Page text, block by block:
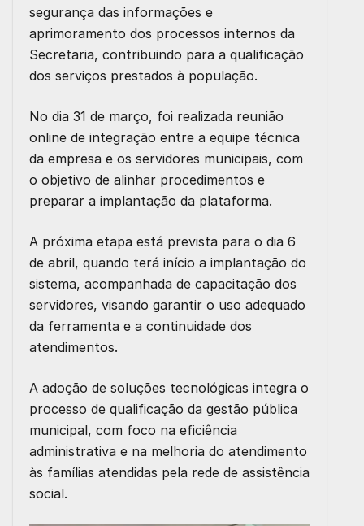
segurança das informações e
aprimoramento dos processos internos da
Secretaria, contribuindo para a qualificação
dos serviços prestados à população.
No dia 31 de março, foi realizada reunião
online de integração entre a equipe técnica
da empresa e os servidores municipais, com
o objetivo de alinhar procedimentos e
preparar a implantação da plataforma.
A próxima etapa está prevista para o dia 6
de abril, quando terá início a implantação do
sistema, acompanhada de capacitação dos
servidores, visando garantir o uso adequado
da ferramenta e a continuidade dos
atendimentos.
A adoção de soluções tecnológicas integra o
processo de qualificação da gestão pública
municipal, com foco na eficiência
administrativa e na melhoria do atendimento
às famílias atendidas pela rede de assistência
social.